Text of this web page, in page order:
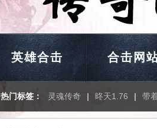
英雄合击 合击网
热门标签： 灵魂传奇 | 昸天1.76 | 带